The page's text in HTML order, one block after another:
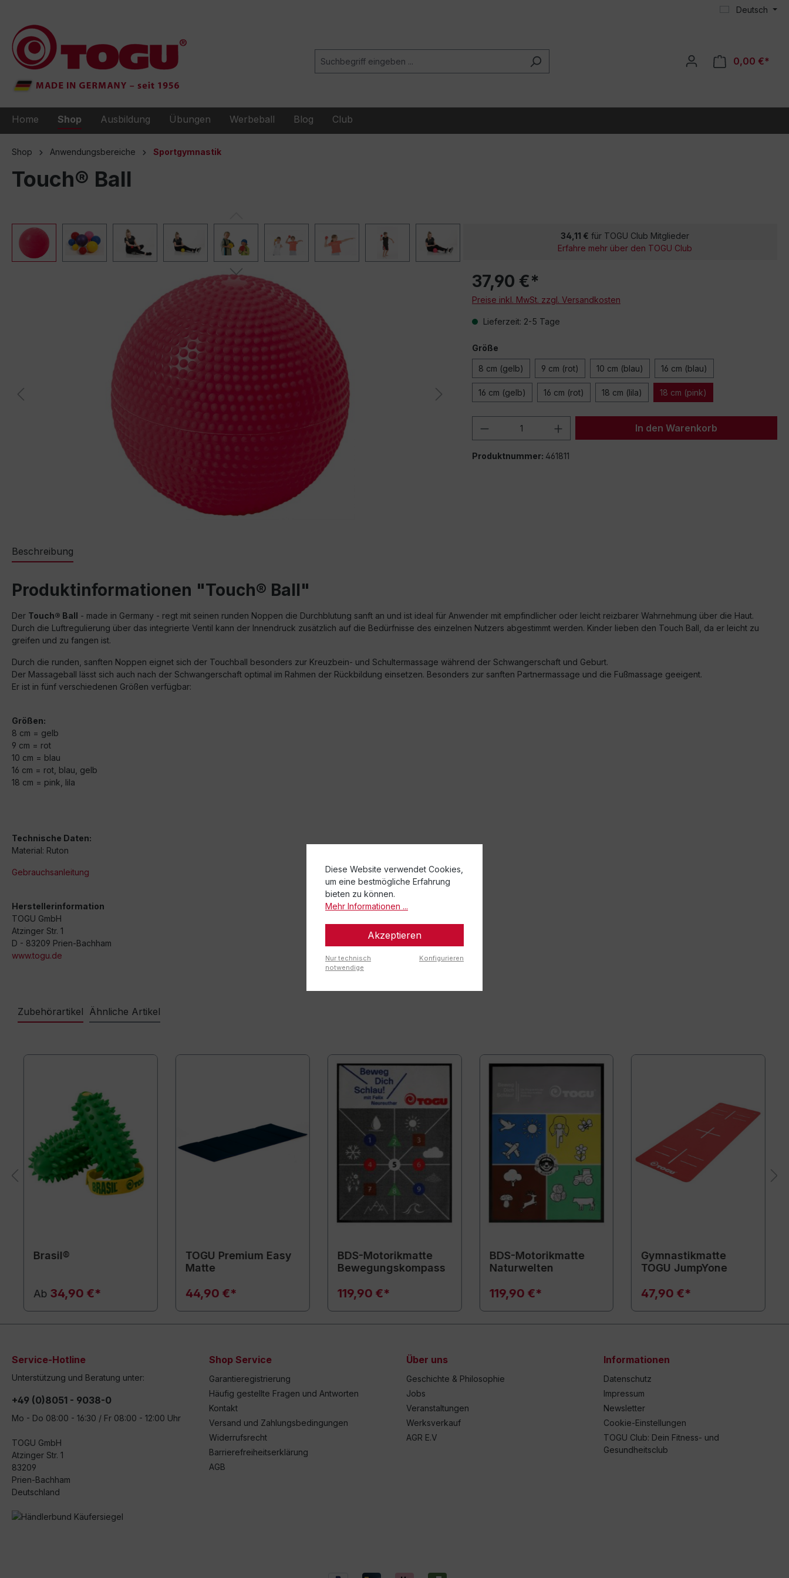
Deutsch
0,00 €*
Home Shop Ausbildung Übungen Werbeball Blog Club
Shop Anwendungsbereiche Sportgymnastik
Touch® Ball
34,11 € für TOGU Club Mitglieder
Erfahre mehr über den TOGU Club
37,90 €*
Preise inkl. MwSt. zzgl. Versandkosten
Lieferzeit: 2-5 Tage
Größe
8 cm (gelb) 9 cm (rot) 10 cm (blau) 16 cm (blau)
16 cm (gelb) 16 cm (rot) 18 cm (lila) 18 cm (pink)
Produkt Anzahl: Gib den gewünschten Wert
In den Warenkorb
Produktnummer: 461811
Beschreibung
Produktinformationen "Touch® Ball"
Der Touch® Ball - made in Germany - regt mit seinen runden Noppen die Durchblutung sanft an und ist ideal für Anwender mit empfindlicher oder leicht reizbarer Wahrnehmung über die Haut.
Durch die Luftregulierung über das integrierte Ventil kann der Innendruck zusätzlich auf die Bedürfnisse des einzelnen Nutzers abgestimmt werden. Kinder lieben den Touch Ball, da er leicht zu
greifen und zu fangen ist.
Durch die runden, sanften Noppen eignet sich der Touchball besonders zur Kreuzbein- und Schultermassage während der Schwangerschaft und Geburt.
Der Massageball lässt sich auch nach der Schwangerschaft optimal im Rahmen der Rückbildung einsetzen. Besonders zur sanften Partnermassage und die Fußmassage geeigent.
Er ist in fünf verschiedenen Größen verfügbar:
Größen:
8 cm = gelb
9 cm = rot
10 cm = blau
16 cm = rot, blau, gelb
18 cm = pink, lila
Technische Daten:
Material: Ruton
Gebrauchsanleitung
Herstellerinformation
TOGU GmbH
Atzinger Str. 1
D - 83209 Prien-Bachham
www.togu.de
Zubehörartikel Ähnliche Artikel
Brasil®
Ab 34,90 €*
TOGU Premium Easy
Matte
44,90 €*
BDS-Motorikmatte
Bewegungskompass
119,90 €*
BDS-Motorikmatte
Naturwelten
119,90 €*
Gymnastikmatte
TOGU JumpYone
47,90 €*
Service-Hotline
Unterstützung und Beratung unter:
+49 (0)8051 - 9038-0
Mo - Do 08:00 - 16:30 / Fr 08:00 - 12:00 Uhr
TOGU GmbH
Atzinger Str. 1
83209
Prien-Bachham
Deutschland
Shop Service
Garantieregistrierung
Häufig gestellte Fragen und Antworten
Kontakt
Versand und Zahlungsbedingungen
Widerrufsrecht
Barrierefreiheitserklärung
AGB
Über uns
Geschichte & Philosophie
Jobs
Veranstaltungen
Werksverkauf
AGR E.V
Informationen
Datenschutz
Impressum
Newsletter
Cookie-Einstellungen
TOGU Club: Dein Fitness- und
Gesundheitsclub
Diese Website verwendet Cookies,
um eine bestmögliche Erfahrung
bieten zu können.
Mehr Informationen ...
Akzeptieren
Nur technisch
notwendige
Konfigurieren